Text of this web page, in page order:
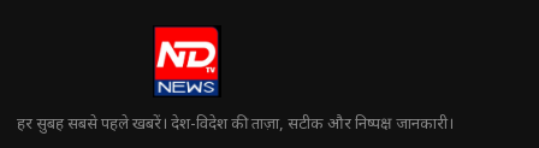
हर सुबह सबसे पहले खबरें। देश-विदेश की ताज़ा, सटीक और निष्पक्ष जानकारी।